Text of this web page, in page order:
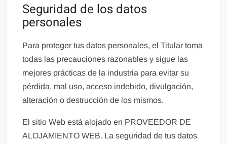
Seguridad de los datos
personales
Para proteger tus datos personales, el Titular toma
todas las precauciones razonables y sigue las
mejores prácticas de la industria para evitar su
pérdida, mal uso, acceso indebido, divulgación,
alteración o destrucción de los mismos.
El sitio Web está alojado en PROVEEDOR DE
ALOJAMIENTO WEB. La seguridad de tus datos